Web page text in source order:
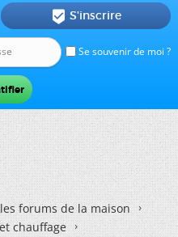
Se souvenir de moi ?
 S'inscrire
forums de la maison
chauffage